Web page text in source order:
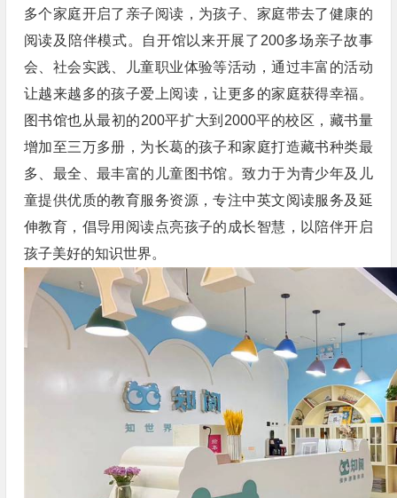
多个家庭开启了亲子阅读，为孩子、家庭带去了健康的
阅读及陪伴模式。自开馆以来开展了200多场亲子故事
会、社会实践、儿童职业体验等活动，通过丰富的活动
让越来越多的孩子爱上阅读，让更多的家庭获得幸福。
图书馆也从最初的200平扩大到2000平的校区，藏书量
增加至三万多册，为长葛的孩子和家庭打造藏书种类最
多、最全、最丰富的儿童图书馆。致力于为青少年及儿
童提供优质的教育服务资源，专注中英文阅读服务及延
伸教育，倡导用阅读点亮孩子的成长智慧，以陪伴开启
孩子美好的知识世界。